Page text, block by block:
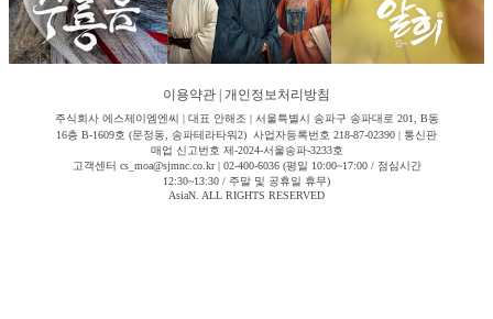
이용약관 개인정보처리방침
주식회사 에스제이엠엔씨 | 대표 안해조 | 서울특별시 송파구 송파대로 201, B동
16층 B-1609호 (문정동, 송파테라타워2) 사업자등록번호 218-87-02390 | 통신판
매업 신고번호 제-2024-서울송파-3233호
고객센터 cs_moa@sjmnc.co.kr | 02-400-6036 (평일 10:00~17:00 / 점심시간
12:30~13:30 / 주말 및 공휴일 휴무)
AsiaN. ALL RIGHTS RESERVED